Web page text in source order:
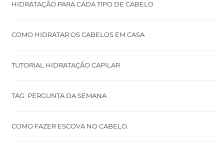
HIDRATAÇÃO PARA CADA TIPO DE CABELO
COMO HIDRATAR OS CABELOS EM CASA
TUTORIAL HIDRATAÇÃO CAPILAR
TAG: PERGUNTA DA SEMANA
COMO FAZER ESCOVA NO CABELO.